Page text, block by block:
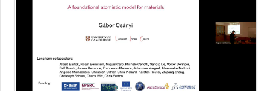
Intézményi listák